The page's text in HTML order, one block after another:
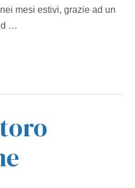
mesi estivi, grazie ad un
…